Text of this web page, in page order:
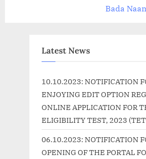
Bada
Latest News
10.10.2023: NOTIFICATION
ENJOYING EDIT OPTION
ONLINE APPLICATION FOR
ELIGIBILITY TEST, 2023
06.10.2023: NOTIFICATION
OPENING OF THE PORTAL